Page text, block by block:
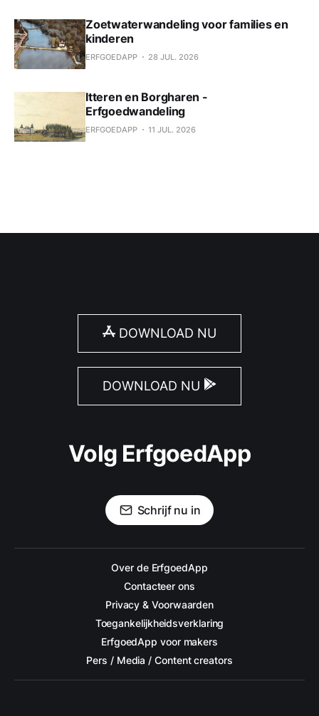
Zoetwaterwandeling voor families en
kinderen
ERFGOEDAPP 28 JUL. 2026
Itteren en Borgharen -
Erfgoedwandeling
ERFGOEDAPP 11 JUL. 2026
DOWNLOAD NU
DOWNLOAD NU
Volg ErfgoedApp
Schrijf nu in
Over de ErfgoedApp
Contacteer ons
Privacy & Voorwaarden
Toegankelijkheidsverklaring
ErfgoedApp voor makers
Pers / Media / Content creators